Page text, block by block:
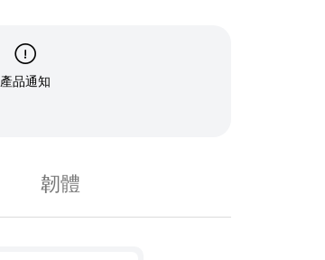
產品通知
韌體